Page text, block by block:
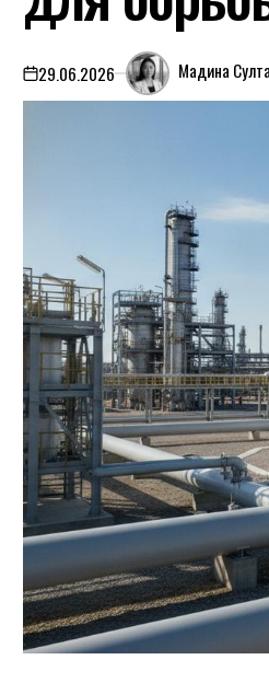
on29.06.2026 Мадина